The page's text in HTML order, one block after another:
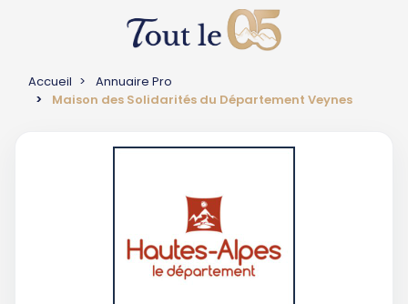
Accueil
Annuaire Pro
Maison des Solidarités du Département Veynes